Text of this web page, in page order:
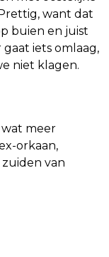
want dat
buien en juist
iets omlaag,
niet klagen.
meer
orkaan,
van